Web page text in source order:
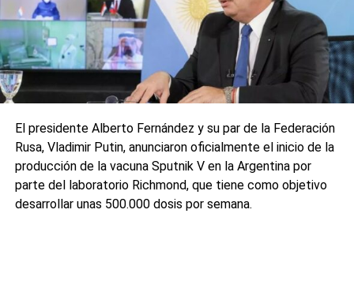
El presidente Alberto Fernández y su par de la Federación
Rusa, Vladimir Putin, anunciaron oficialmente el inicio de la
producción de la vacuna Sputnik V en la Argentina por
parte del laboratorio Richmond, que tiene como objetivo
desarrollar unas 500.000 dosis por semana.